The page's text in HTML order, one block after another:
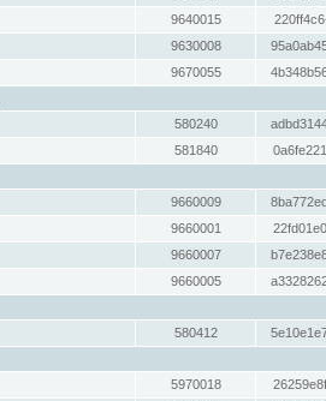
9640015
9630008
9670055
580240
581840
9660009
9660001
9660007
9660005
580412
5970018